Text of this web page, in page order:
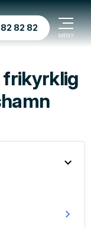
82 82
frikyrklig